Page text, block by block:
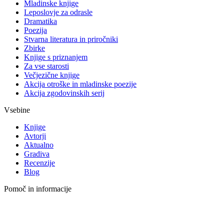
Mladinske knjige
Leposlovje za odrasle
Dramatika
Poezija
Stvarna literatura in priročniki
Zbirke
Knjige s priznanjem
Za vse starosti
Večjezične knjige
Akcija otroške in mladinske poezije
Akcija zgodovinskih serij
Vsebine
Knjige
Avtorji
Aktualno
Gradiva
Recenzije
Blog
Pomoč in informacije